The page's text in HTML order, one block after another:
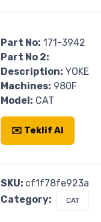
Part No: 171-3942
Part No 2:
Description: YOKE
Machines: 980F
Model: CAT
✉️ Teklif Al
SKU: cf1f78fe923a
Category:
CAT